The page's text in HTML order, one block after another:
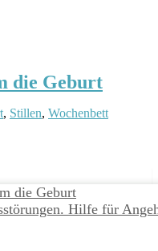
die Geburt
, Stillen, Wochenbett
die Geburt
Hilfe für